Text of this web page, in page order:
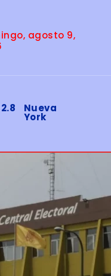
agosto 9,
Nueva
York